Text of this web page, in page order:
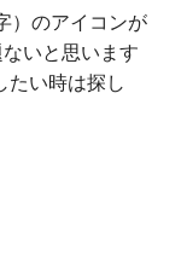
）のアイコンが
いと思います
たい時は探し